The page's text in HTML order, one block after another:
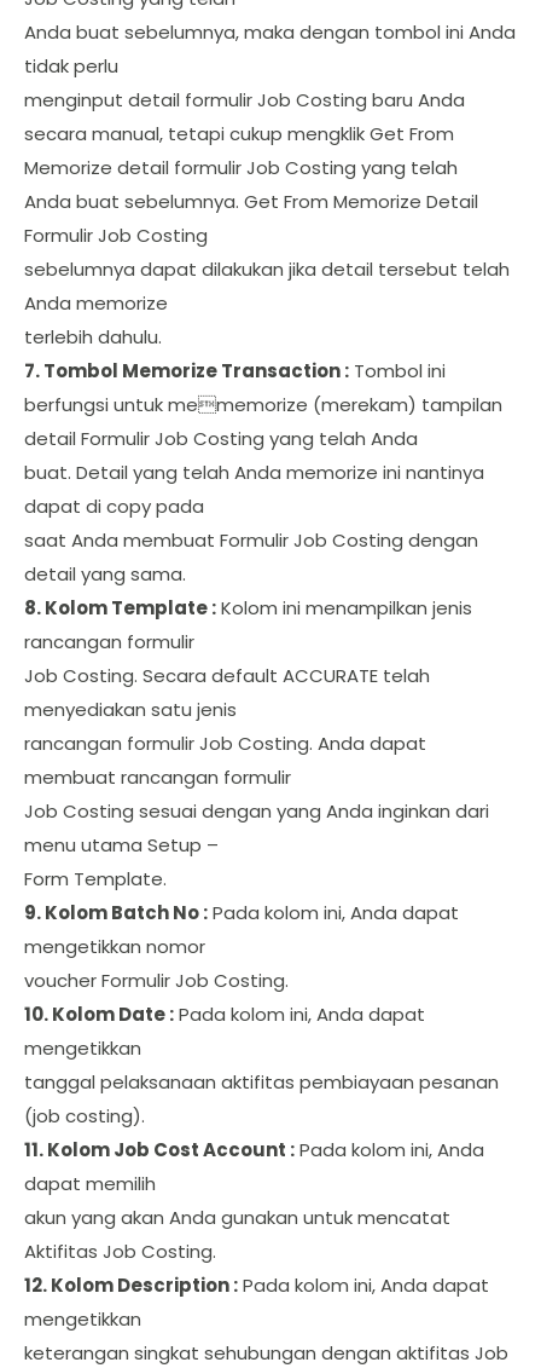
Anda buat sebelumnya, maka dengan tombol ini Anda
tidak perlu
menginput detail formulir Job Costing baru Anda
secara manual, tetapi cukup mengklik Get From
Memorize detail formulir Job Costing yang telah
Anda buat sebelumnya. Get From Memorize Detail
Formulir Job Costing
sebelumnya dapat dilakukan jika detail tersebut telah
Anda memorize
terlebih dahulu.
7. Tombol Memorize Transaction : Tombol ini
berfungsi untuk mememorize (merekam) tampilan
detail Formulir Job Costing yang telah Anda
buat. Detail yang telah Anda memorize ini nantinya
dapat di copy pada
saat Anda membuat Formulir Job Costing dengan
detail yang sama.
8. Kolom Template :Kolom ini menampilkan jenis
rancangan formulir
Job Costing. Secara default ACCURATE telah
menyediakan satu jenis
rancangan formulir Job Costing. Anda dapat
membuat rancangan formulir
Job Costing sesuai dengan yang Anda inginkan dari
menu utama Setup –
Form Template.
9. Kolom Batch No :Pada kolom ini, Anda dapat
mengetikkan nomor
voucher Formulir Job Costing.
10. Kolom Date :Pada kolom ini, Anda dapat
mengetikkan
tanggal pelaksanaan aktifitas pembiayaan pesanan
(job costing).
11. Kolom Job Cost Account :Pada kolom ini, Anda
dapat memilih
akun yang akan Anda gunakan untuk mencatat
Aktifitas Job Costing.
12. Kolom Description :Pada kolom ini, Anda dapat
mengetikkan
keterangan singkat sehubungan dengan aktifitas Job